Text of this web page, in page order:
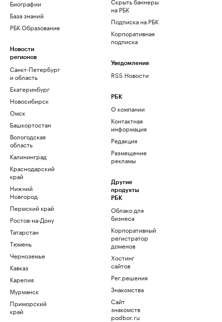
Биографии
База знаний
РБК Образование
Новости
регионов
Санкт-Петербург
и область
Екатеринбург
Новосибирск
Омск
Башкортостан
Вологодская
область
Калининград
Краснодарский
край
Нижний
Новгород
Пермский край
Ростов-на-Дону
Татарстан
Тюмень
Черноземье
Кавказ
Карелия
Мурманск
Приморский
край
на РБК
Подписка на РБК
Корпоративная
подписка
Уведомления
RSS Новости
РБК
О компании
Контактная
информация
Редакция
Размещение
рекламы
Другие
продукты
РБК
Облако для
бизнеса
Корпоративный
регистратор
доменов
Хостинг
сайтов
Рег.решения
Знакомства
Сайт
знакомств
podbor.ru